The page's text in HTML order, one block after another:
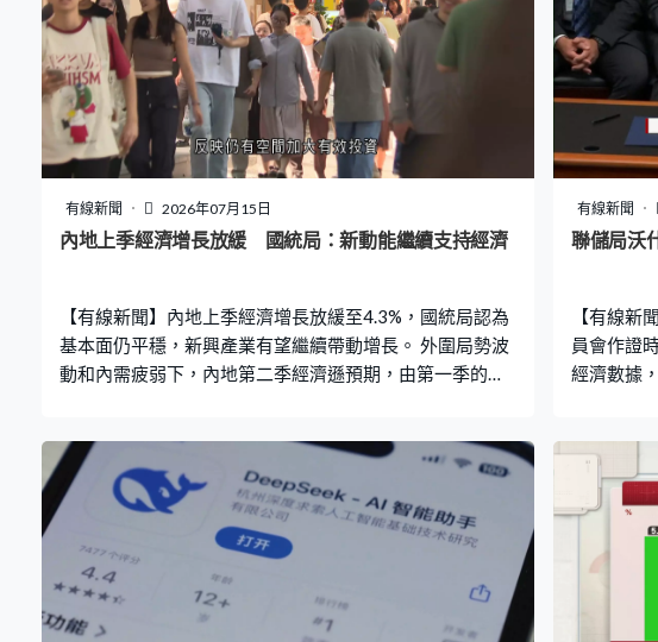
有線新聞 2026年07月15日
內地上季經濟增長放緩 國統局：新動能繼續支持經濟
【有線新聞】內地上季經濟增長放緩至4.3%，國統局認為
基本面仍平穩，新興產業有望繼續帶動增長。 外圍局勢波
動和內需疲弱下，內地第二季經濟遜預期，由第一季的增
經濟增長4.7%。 國統局指出，上半年經濟在合理區間運
行，但國內供應強勁、需求疲弱的矛盾情況明顯，經濟向
好基礎仍需鞏固，預期下半年科技創新行業等新動能產業
可繼續支持經濟增長。 國家統計局副局長毛盛勇：「新動
能對經濟增長貢獻已經超過40%，而且新動能增長態勢還
保持非常好的增長態勢，下半年這種態勢會繼續延續，新
動能支撐經濟，引領經濟發展的動能依然非常強勁。」 上
有線新聞
聯儲局沃
【有線新
員會作證
經濟數據
全球市場
如主席一
續高企通